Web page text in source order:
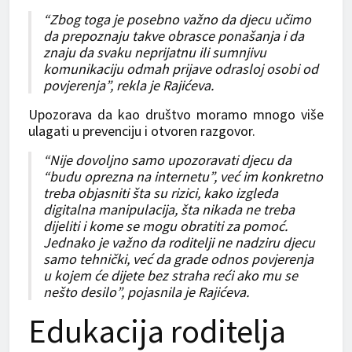
“Zbog toga je posebno važno da djecu učimo
da prepoznaju takve obrasce ponašanja i da
znaju da svaku neprijatnu ili sumnjivu
komunikaciju odmah prijave odrasloj osobi od
povjerenja”, rekla je Rajićeva.
Upozorava da kao društvo moramo mnogo više
ulagati u prevenciju i otvoren razgovor.
“Nije dovoljno samo upozoravati djecu da
“budu oprezna na internetu”, već im konkretno
treba objasniti šta su rizici, kako izgleda
digitalna manipulacija, šta nikada ne treba
dijeliti i kome se mogu obratiti za pomoć.
Jednako je važno da roditelji ne nadziru djecu
samo tehnički, već da grade odnos povjerenja
u kojem će dijete bez straha reći ako mu se
nešto desilo”, pojasnila je Rajićeva.
Edukacija roditelja